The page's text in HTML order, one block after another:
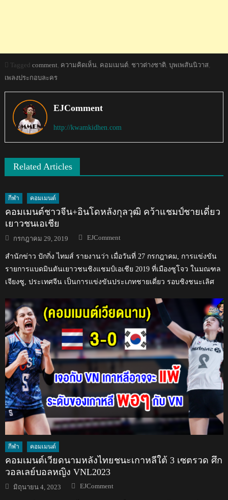
Tagged comment ความคิดเห็น, คอมเมนต์, ชาวต่างชาติ, บุพเพสันนิวาส,
เพลงประกอบละคร
EJComment
http://kwamkidhen.com
Related Articles
กีฬา คอมเมนต์
คอมเมนต์ชาวจีน+อินโดหลังกุลวุฒิ คว้าแชมป์ชายเดี่ยว
เยาวชนเอเชีย
Posted
on
กรกฎาคม 29, 2019 Author
EJComment
สำนักข่าว ปักกิ่ง ไทมส์ รายงานว่า เมื่อวันที่ 27 กรกฎาคม, การแข่งขัน
รายการแบดมินตันเยาวชนชิงแชมป์เอเชีย 2019 ที่เมืองซูโจว ในมณฑล
เจียงซู, ประเทศจีน เป็นการแข่งขันประเภทชายเดี่ยว รอบชิงชนะเลิศ
กีฬา คอมเมนต์
คอมเมนต์เวียดนามหลังไทยชนะเกาหลีใต้ 3 เซตรวด ศึก
วอลเลย์บอลหญิง VNL2023
Posted
on
มิถุนายน 4, 2023 Author
EJComment